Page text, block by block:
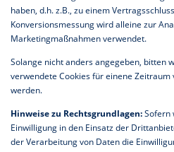
haben, d.h. z.B., zu einem
Konversionsmessung wird alleine zur
Marketingmaßnahmen verwendet.
Solange nicht anders angegeben, bitten
verwendete Cookies für einene Zeitraum
werden.
Hinweise zu Rechtsgrundlagen:Sofern
Einwilligung in den Einsatz der
der Verarbeitung von Daten die